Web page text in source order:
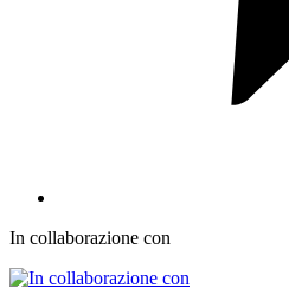
In collaborazione con